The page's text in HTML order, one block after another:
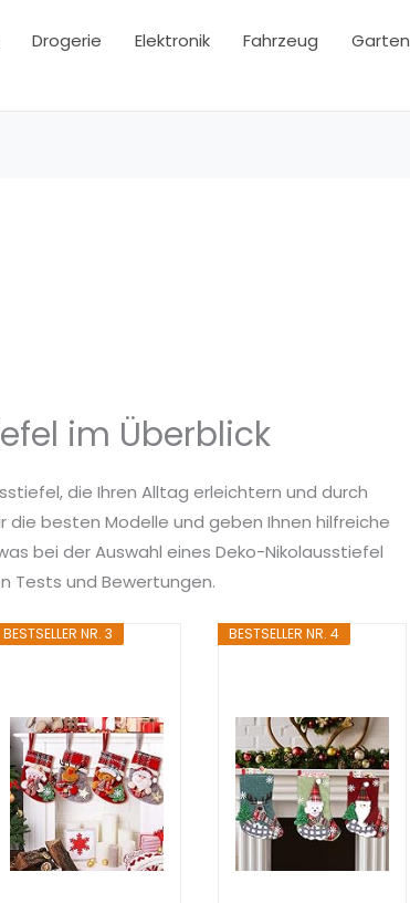
Drogerie Elektronik Fahrzeug Garten
im Überblick
die Ihren Alltag erleichtern und durch
besten Modelle und geben Ihnen hilfreiche
bei der Auswahl eines Deko-Nikolausstiefel
Tests und Bewertungen.
BESTSELLER NR. 3 BESTSELLER NR. 4